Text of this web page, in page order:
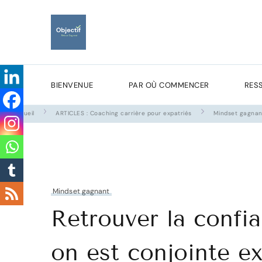
BIENVENUE PAR OÙ COMMENCER
Accueil ARTICLES : Coaching carrière pour expatriés Mindset
Mindset gagnant
Retrouver la
on est conjointe